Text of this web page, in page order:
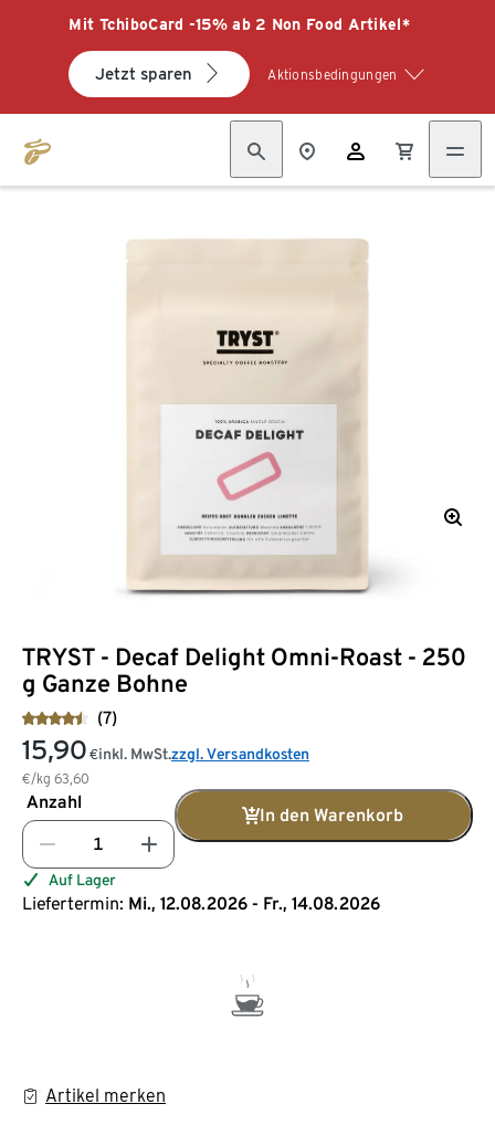
Mit TchiboCard -15% ab 2 Non Food Artikel*
Jetzt sparen Aktionsbedingungen
TRYST - Decaf Delight Omni-Roast - 250
g Ganze Bohne
(7)
15,90 €
€/kg 63,60
inkl. MwSt.zzgl. Versandkosten
Anzahl
In den Warenkorb
Auf Lager
Liefertermin: Mi., 12.08.2026 - Fr., 14.08.2026
Artikel merken